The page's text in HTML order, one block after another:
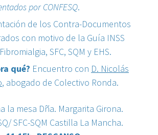
por CONFESQ.
de los Contra-Documentos
con motivo de la Guía INSS
SFC, SQM y EHS.
qué? Encuentro con D. Nicolás
, abogado de Colectivo Ronda.
la mesa Dña. Margarita Girona.
SFC-SQM Castilla La Mancha.